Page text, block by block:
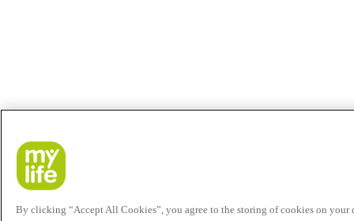
By clicking “Accept All Cookies”, you agree to the storing of cookies on your